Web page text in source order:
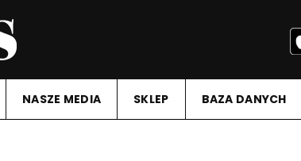
NASZE MEDIA SKLEP BAZA DANYCH